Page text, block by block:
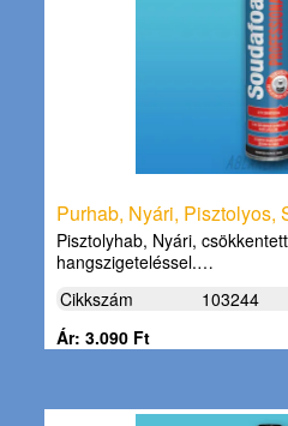
Purhab, Nyári, Pisztolyos,
Pisztolyhab, Nyári,
hangszigeteléssel.…
Cikkszám
103244
Ár: 3.090 Ft